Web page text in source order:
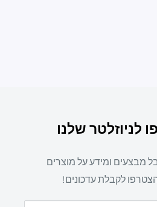
לניוזלטר שלנו
מבצעים ומידע על מוצרים
לקבלת עדכונים!